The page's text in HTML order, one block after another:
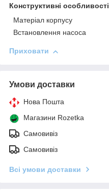
Конструктивні особливості
Матеріал корпусу
Встановлення насоса
Приховати
Умови доставки
Нова Пошта
Магазини Rozetka
Самовивіз
Самовивіз
Всі умови доставки